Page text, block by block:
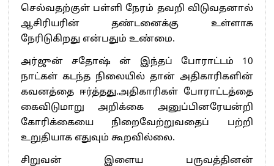
செல்வதற்குள் பள்ளி நேரம் தவறி விடுவதனால்
ஆசிரியரின் தண்டனைக்கு உள்ளாக
நேரிடுகிறது என்பதும் உண்மை.
அர்ஜுன் சதோஷ் ன் இந்தப் போராட்டம் 10
நாட்கள் கடந்த நிலையில் தான் அதிகாரிகளின்
கவனத்தை ஈர்த்தது.அதிகாரிகள் போராட்டத்தை
கைவிடுமாறு அறிக்கை அனுப்பினரேயன்றி
கோரிக்கையை நிறைவேற்றுவதைப் பற்றி
உறுதியாக எதுவும் கூறவில்லை.
சிறுவன் இளைய பருவத்தினன்